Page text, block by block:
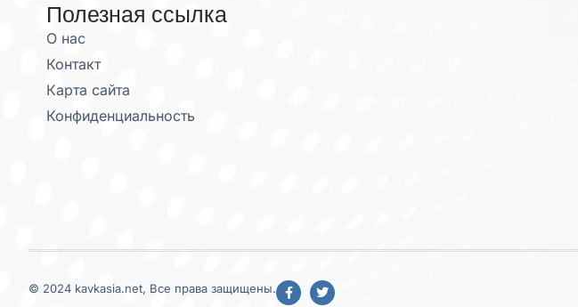
Полезная ссылка
О нас
Контакт
Карта сайта
Конфиденциальность
© 2024 kavkasia.net, Все права защищены.